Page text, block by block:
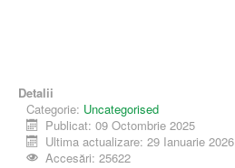
Detalii
Categorie: Uncategorised
Publicat: 09 Octombrie 2025
Ultima actualizare: 29 Ianuarie 2026
Accesări: 25622